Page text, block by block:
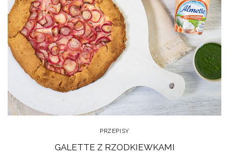
PRZEPISY
GALETTE Z RZODKIEWKAMI